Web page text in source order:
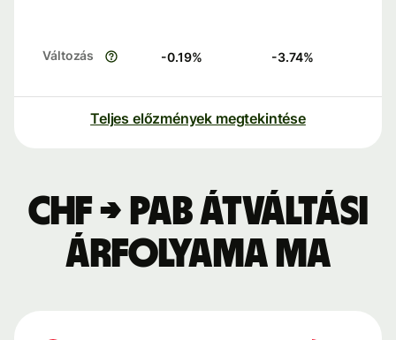
Változás -0.19% -3.74%
Teljes előzmények megtekintése
CHF → PAB átváltási
árfolyama ma